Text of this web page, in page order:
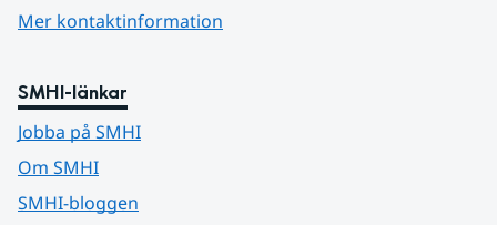
Mer kontaktinformation
SMHI-länkar
Jobba på SMHI
Om SMHI
SMHI-bloggen